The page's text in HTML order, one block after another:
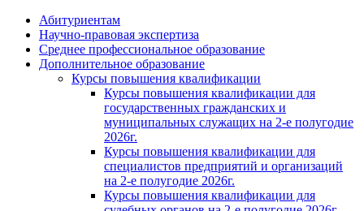
Абитуриентам
Научно-правовая экспертиза
Cреднее профессиональное образование
Дополнительное образование
Курсы повышения квалификации
Курсы повышения квалификации для
государственных гражданских и
муниципальных служащих на 2-е полугодие
2026г.
Курсы повышения квалификации для
специалистов предприятий и организаций
на 2-е полугодие 2026г.
Курсы повышения квалификации для